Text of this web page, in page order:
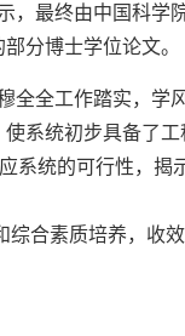
，最终由中国科学
分博士学位论文。
全工作踏实，学
系统初步具备了
系统的可行性，揭
合素质培养，收